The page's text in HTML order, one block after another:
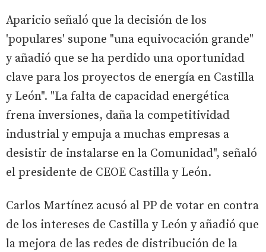
Aparicio señaló que la decisión de los
'populares' supone "una equivocación grande"
y añadió que se ha perdido una oportunidad
clave para los proyectos de energía en Castilla
y León". "La falta de capacidad energética
frena inversiones, daña la competitividad
industrial y empuja a muchas empresas a
desistir de instalarse en la Comunidad", señaló
el presidente de CEOE Castilla y León.
Carlos Martínez acusó al PP de votar en contra
de los intereses de Castilla y León y añadió que
la mejora de las redes de distribución de la